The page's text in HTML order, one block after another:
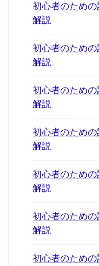
初心者のため
解説
初心者のため
解説
初心者のため
解説
初心者のため
解説
初心者のため
解説
初心者のため
解説
初心者のため